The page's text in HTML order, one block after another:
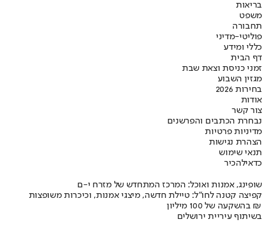
בריאות
משפט
תחבורה
פוליטי-מדיני
כללי ומידע
דף הבית
זמני כניסת וצאת שבת
מגזין השבוע
בחירות 2026
אודות
צור קשר
נבחרת הכתבים והפרשנים
מדיניות פרטיות
הצהרת נגישות
תנאי שימוש
כדאילהכיר
שופינג, אמנות ואוכל: המרכז המתחדש של מזרח י-ם
קפיצה קטנה לחו"ל: טיילת חדשה, מיצגי אמנות, וכיכרות משופצות
בהשקעה של 100 מיליון ₪
בשיתוף עיריית ירושלים